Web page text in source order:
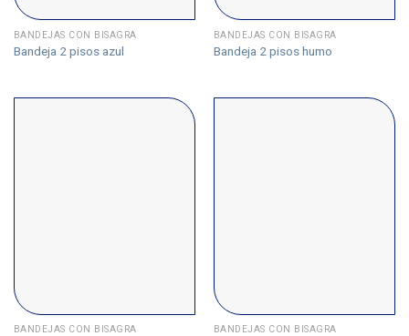
BANDEJAS CON BISAGRA
Bandeja 2 pisos azul
BANDEJAS CON BISAGRA
Bandeja 2 pisos humo
BANDEJAS CON BISAGRA BANDEJAS CON BISAGRA